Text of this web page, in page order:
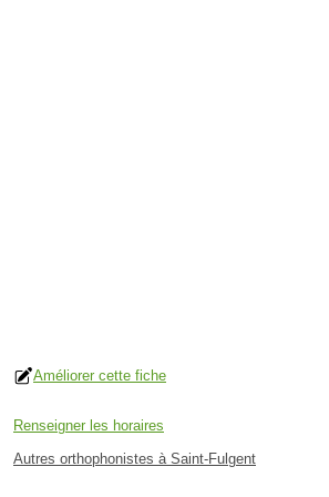
Améliorer cette fiche
Renseigner les horaires
Autres orthophonistes à Saint-Fulgent